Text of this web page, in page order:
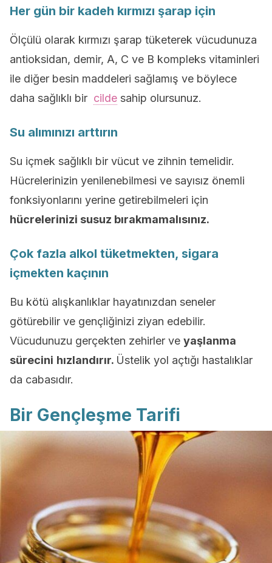
Her gün bir kadeh kırmızı şarap için
Ölçülü olarak kırmızı şarap tüketerek vücudunuza
antioksidan, demir, A, C ve B kompleks vitaminleri
ile diğer besin maddeleri sağlamış ve böylece
daha sağlıklı bir cilde sahip olursunuz.
Su alımınızı arttırın
Su içmek sağlıklı bir vücut ve zihnin temelidir.
Hücrelerinizin yenilenebilmesi ve sayısız önemli
fonksiyonlarını yerine getirebilmeleri için
hücrelerinizi susuz bırakmamalısınız.
Çok fazla alkol tüketmekten, sigara
içmekten kaçının
Bu kötü alışkanlıklar hayatınızdan seneler
götürebilir ve gençliğinizi ziyan edebilir.
Vücudunuzu gerçekten zehirler ve yaşlanma
sürecini hızlandırır. Üstelik yol açtığı hastalıklar
da cabasıdır.
Bir Gençleşme Tarifi